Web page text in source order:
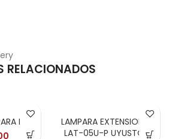
RELACIONADOS
LED
LAMPARA EXTENSION 5M
LAT-05U-P UYUSTOOL